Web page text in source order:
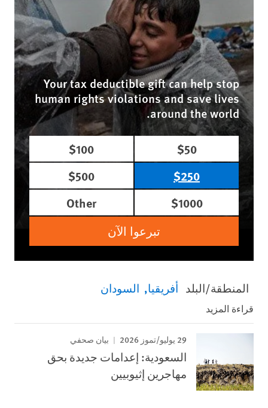
Your tax deductible gift can help stop
human rights violations and save lives
around the world.
$50
$100
$250
$500
$1000
Other
تبرعوا الآن
المنطقة/البلد أفريقيا السودان
قراءة المزيد
29 يوليو/تموز 2026 بيان صحفي
السعودية: إعدامات جديدة بحق
مهاجرين إثيوبيين